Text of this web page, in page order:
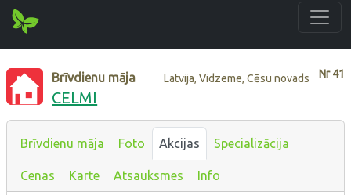
Nr41
Brīvdienu māja Latvija, Vidzeme, Cēsu novads
CELMI
Brīvdienu māja Foto Akcijas Specializācija
Cenas Karte Atsauksmes Info